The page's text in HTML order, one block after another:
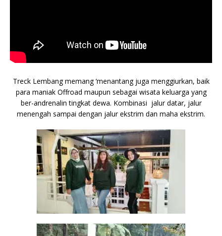
Treck Lembang memang ‘menantang juga menggiurkan, baik
para maniak Offroad maupun sebagai wisata keluarga yang
ber-andrenalin tingkat dewa. Kombinasi jalur datar, jalur
menengah sampai dengan jalur ekstrim dan maha ekstrim.